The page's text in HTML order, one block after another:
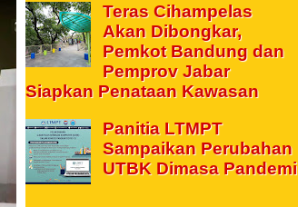
Teras Cihampelas
Akan Dibongkar,
Pemkot Bandung dan
Pemprov Jabar
Siapkan Penataan Kawasan
Panitia LTMPT
Sampaikan Perubahan
UTBK Dimasa Pandemi